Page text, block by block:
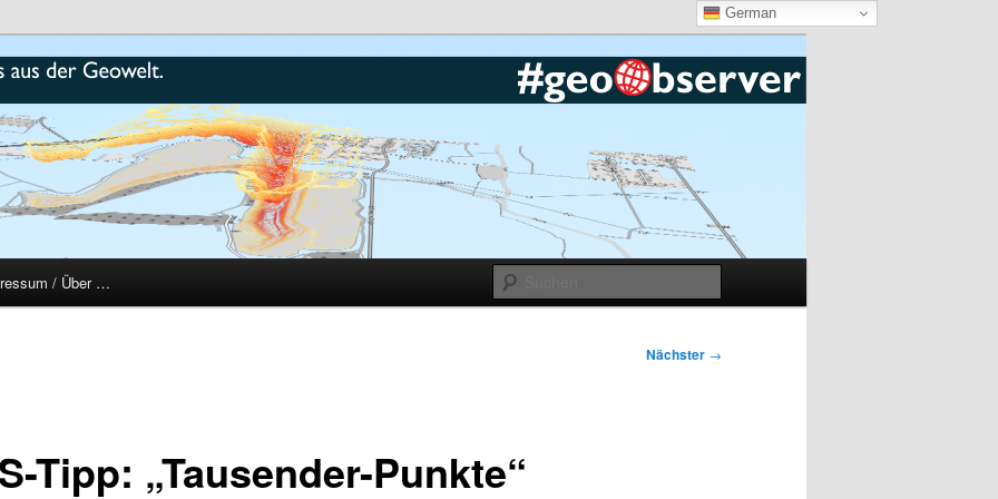
/ Über …
Nächster →
Tipp: „Tausender-Punkte“
German